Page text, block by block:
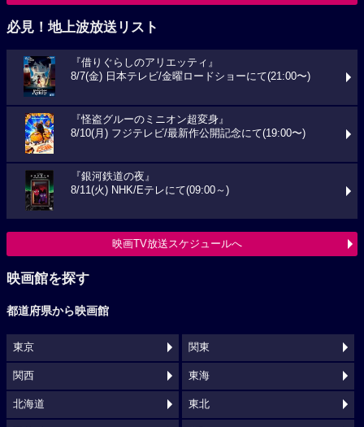
必見！地上波放送リスト
『借りぐらしのアリエッティ』
8/7(金) 日本テレビ/金曜ロードショーにて(21:00〜)
『怪盗グルーのミニオン超変身』
8/10(月) フジテレビ/最新作公開記念にて(19:00〜)
『銀河鉄道の夜』
8/11(火) NHK/Eテレにて(09:00～)
映画TV放送スケジュールへ
映画館を探す
都道府県から映画館
東京 関東
関西 東海
北海道 東北